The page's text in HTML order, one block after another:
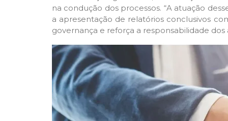
na condução dos processos. “A atuação
a apresentação de relatórios conclusivos
governança e reforça a responsabilidade dos